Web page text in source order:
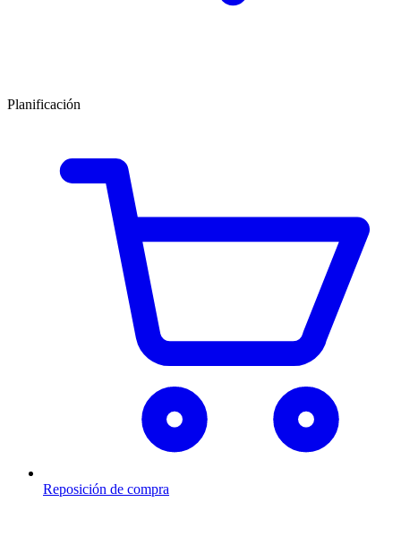
Planificación
Reposición de compra